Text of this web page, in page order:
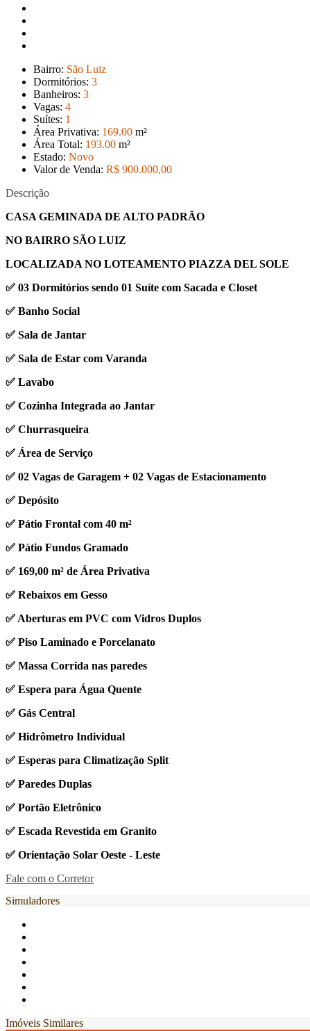
Bairro: São Luiz
Dormitórios: 3
Banheiros: 3
Vagas: 4
Suítes: 1
Área Privativa: 169.00 m²
Área Total: 193.00 m²
Estado: Novo
Valor de Venda: R$ 900.000,00
Descrição
CASA GEMINADA DE ALTO PADRÃO
NO BAIRRO SÃO LUIZ
LOCALIZADA NO LOTEAMENTO PIAZZA DEL SOLE
✅ 03 Dormitórios sendo 01 Suíte com Sacada e Closet
✅ Banho Social
✅ Sala de Jantar
✅ Sala de Estar com Varanda
✅ Lavabo
✅ Cozinha Integrada ao Jantar
✅ Churrasqueira
✅ Área de Serviço
✅ 02 Vagas de Garagem + 02 Vagas de Estacionamento
✅ Depósito
✅ Pátio Frontal com 40 m²
✅ Pátio Fundos Gramado
✅ 169,00 m² de Área Privativa
✅ Rebaixos em Gesso
✅ Aberturas em PVC com Vidros Duplos
✅ Piso Laminado e Porcelanato
✅ Massa Corrida nas paredes
✅ Espera para Água Quente
✅ Gás Central
✅ Hidrômetro Individual
✅ Esperas para Climatização Split
✅ Paredes Duplas
✅ Portão Eletrônico
✅ Escada Revestida em Granito
✅ Orientação Solar Oeste - Leste
Fale com o Corretor
Simuladores
Imóveis Similares